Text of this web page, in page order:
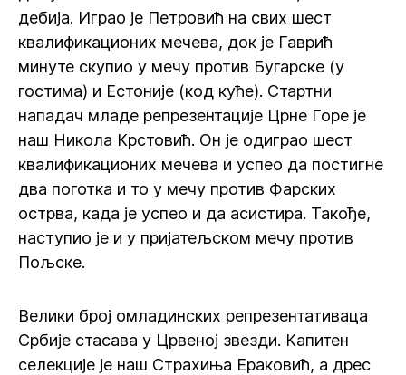
дебија. Играо је Петровић на свих шест
квалификационих мечева, док је Гаврић
минуте скупио у мечу против Бугарске (у
гостима) и Естоније (код куће). Стартни
нападач младе репрезентације Црне Горе је
наш Никола Крстовић. Он је одиграо шест
квалификационих мечева и успео да постигне
два поготка и то у мечу против Фарских
острва, када је успео и да асистира. Такође,
наступио је и у пријатељском мечу против
Пољске.
Велики број омладинских репрезентативаца
Србије стасава у Црвеној звезди. Капитен
селекције је наш Страхиња Ераковић, а дрес